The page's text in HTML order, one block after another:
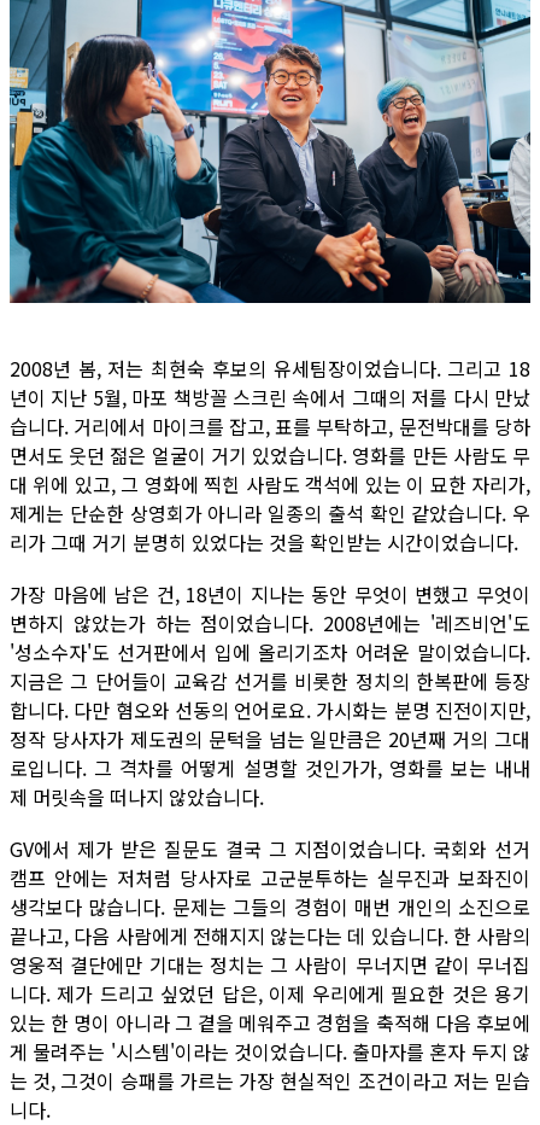
2008년 봄, 저는 최현숙 후보의 유세팀장이었습니다. 그리고 18
년이 지난 5월, 마포 책방꼴 스크린 속에서 그때의 저를 다시 만났
습니다. 거리에서 마이크를 잡고, 표를 부탁하고, 문전박대를 당하
면서도 웃던 젊은 얼굴이 거기 있었습니다. 영화를 만든 사람도 무
대 위에 있고, 그 영화에 찍힌 사람도 객석에 있는 이 묘한 자리가,
제게는 단순한 상영회가 아니라 일종의 출석 확인 같았습니다. 우
리가 그때 거기 분명히 있었다는 것을 확인받는 시간이었습니다.
가장 마음에 남은 건, 18년이 지나는 동안 무엇이 변했고 무엇이
변하지 않았는가 하는 점이었습니다. 2008년에는 '레즈비언'도
'성소수자'도 선거판에서 입에 올리기조차 어려운 말이었습니다.
지금은 그 단어들이 교육감 선거를 비롯한 정치의 한복판에 등장
합니다. 다만 혐오와 선동의 언어로요. 가시화는 분명 진전이지만,
정작 당사자가 제도권의 문턱을 넘는 일만큼은 20년째 거의 그대
로입니다. 그 격차를 어떻게 설명할 것인가가, 영화를 보는 내내
제 머릿속을 떠나지 않았습니다.
GV에서 제가 받은 질문도 결국 그 지점이었습니다. 국회와 선거
캠프 안에는 저처럼 당사자로 고군분투하는 실무진과 보좌진이
생각보다 많습니다. 문제는 그들의 경험이 매번 개인의 소진으로
끝나고, 다음 사람에게 전해지지 않는다는 데 있습니다. 한 사람의
영웅적 결단에만 기대는 정치는 그 사람이 무너지면 같이 무너집
니다. 제가 드리고 싶었던 답은, 이제 우리에게 필요한 것은 용기
있는 한 명이 아니라 그 곁을 메워주고 경험을 축적해 다음 후보에
게 물려주는 '시스템'이라는 것이었습니다. 출마자를 혼자 두지 않
는 것, 그것이 승패를 가르는 가장 현실적인 조건이라고 저는 믿습
니다.